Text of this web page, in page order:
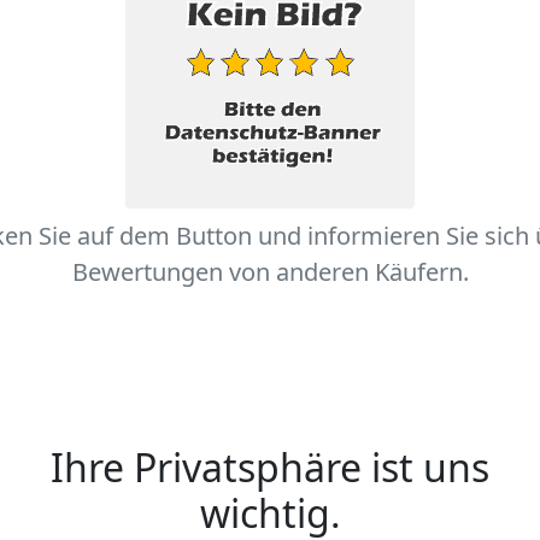
Sie auf dem Button und informieren Sie sich
Bewertungen von anderen Käufern.
Ihre Privatsphäre ist uns
wichtig.